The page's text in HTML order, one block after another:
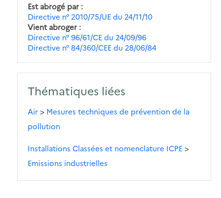
Est abrogé par
Directive n° 2010/75/UE du 24/11/10
Vient abroger
Directive n° 96/61/CE du 24/09/96
Directive n° 84/360/CEE du 28/06/84
Thématiques liées
Air> Mesures techniques de prévention de la
pollution
Installations Classées et nomenclature ICPE>
Emissions industrielles